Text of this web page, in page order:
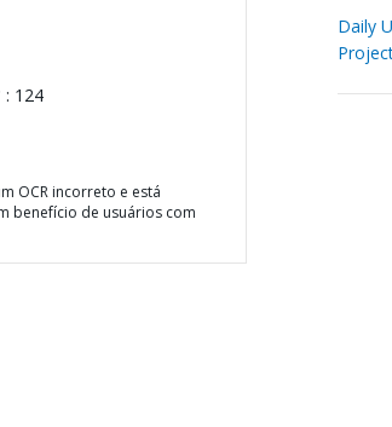
124
OCR incorreto e está
benefício de usuários com
Daily